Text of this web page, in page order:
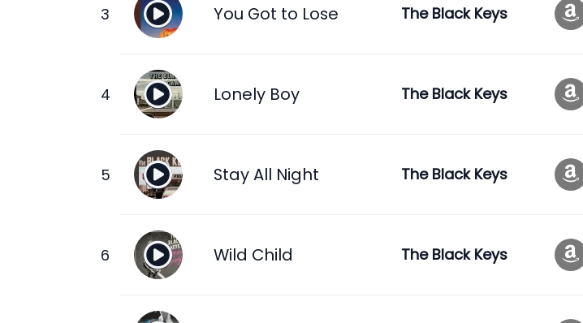
You Got to Lose The Black Keys
Lonely Boy The Black Keys
Stay All Night The Black Keys
Wild Child The Black Keys